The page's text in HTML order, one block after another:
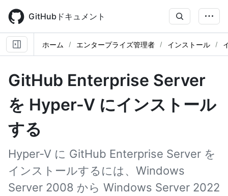
main
content
GitHubドキュメント
ホーム エンタープライズ管理者 インストール
GitHub Enterprise Server
を Hyper-V にインストール
する
Hyper-V に GitHub Enterprise Server を
インストールするには、Windows
Server 2008 から Windows Server 2022